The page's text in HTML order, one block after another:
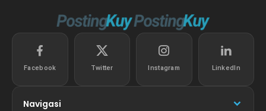
Facebook Twitter Instagram LinkedIn
Navigasi